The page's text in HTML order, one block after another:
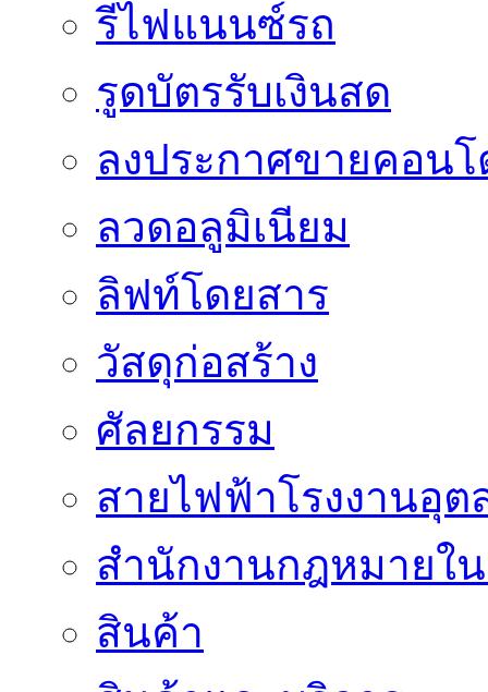
รีไฟแนนซ์รถ
รูดบัตรรับเงินสด
ลงประกาศขายคอน
ลวดอลูมิเนียม
ลิฟท์โดยสาร
วัสดุก่อสร้าง
ศัลยกรรม
สายไฟฟ้าโรงงานอุต
สำนักงานกฎหมายใ
สินค้า